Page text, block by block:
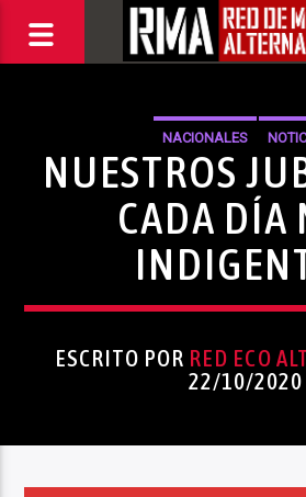
NACIONALES
NUESTROS
CADA DÍA
ESCRITO POR RED ECO
22/10/2020